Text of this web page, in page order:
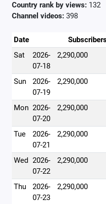
Country rank by views: 132
Channel videos: 398
Date
Sat
2026-
07-18
2,290,000
Sun
2026-
07-19
2,290,000
Mon 2026-
07-20
2,290,000
Tue
2026-
07-21
2,290,000
Wed 2026-
07-22
2,290,000
Thu
2026-
07-23
2,290,000